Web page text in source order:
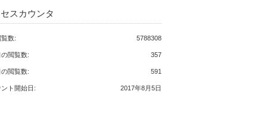
スカウンタ
5788308
数:
357
閲覧数:
591
閲覧数:
2017年8月5日
ント開始日: